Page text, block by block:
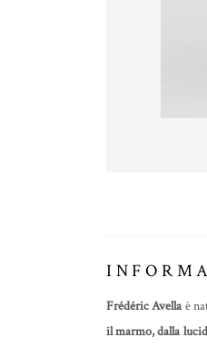
Frédéric Avella è
il marmo, dalla